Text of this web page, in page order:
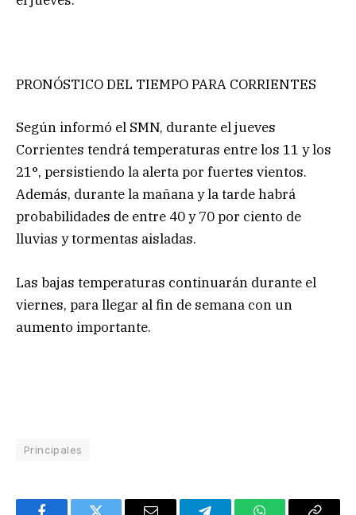
PRONÓSTICO DEL TIEMPO PARA CORRIENTES
Según informó el SMN, durante el jueves
Corrientes tendrá temperaturas entre los 11 y los
21°, persistiendo la alerta por fuertes vientos.
Además, durante la mañana y la tarde habrá
probabilidades de entre 40 y 70 por ciento de
lluvias y tormentas aisladas.
Las bajas temperaturas continuarán durante el
viernes, para llegar al fin de semana con un
aumento importante.
Principales